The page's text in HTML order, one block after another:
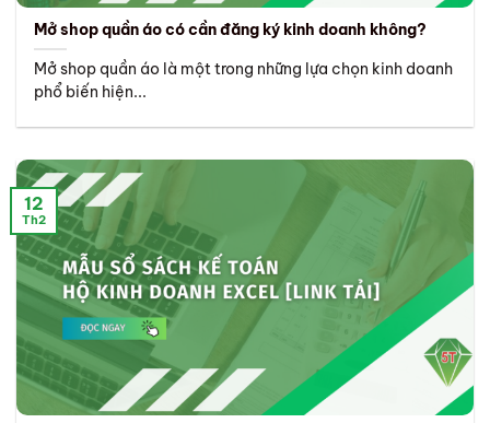
Mở shop quần áo có cần đăng ký kinh doanh không?
Mở shop quần áo là một trong những lựa chọn kinh doanh
phổ biến hiện...
12
Th2